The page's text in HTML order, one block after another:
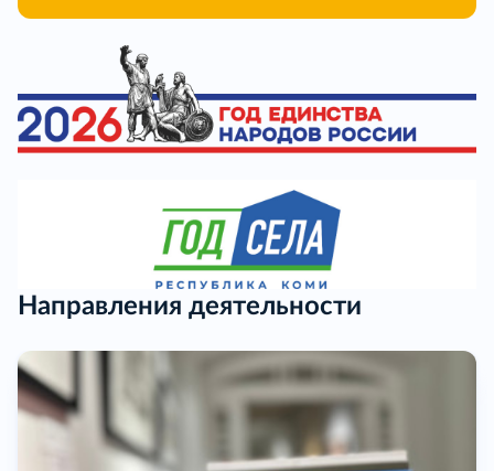
Направления деятельности